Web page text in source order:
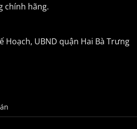
chính hãng.
Hoạch, UBND quận Hai Bà Trưng